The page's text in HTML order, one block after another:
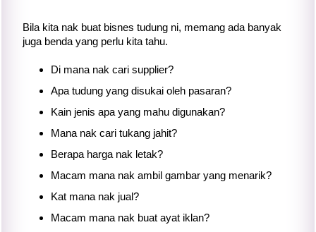
Bila kita nak buat bisnes tudung ni, memang ada banyak
juga benda yang perlu kita tahu.
Di mana nak cari supplier?
Apa tudung yang disukai oleh pasaran?
Kain jenis apa yang mahu digunakan?
Mana nak cari tukang jahit?
Berapa harga nak letak?
Macam mana nak ambil gambar yang menarik?
Kat mana nak jual?
Macam mana nak buat ayat iklan?